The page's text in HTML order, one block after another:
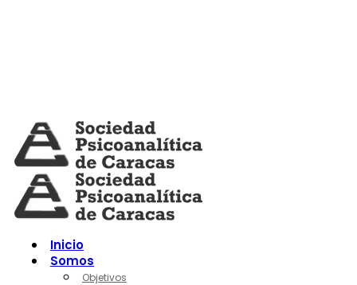
Inicio
Somos
Objetivos